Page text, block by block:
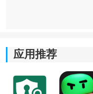
软件支持管理后台应
理存储空间或者批量处
内容也能进行加密保
应用推荐